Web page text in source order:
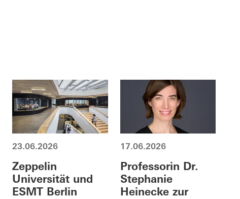
23.06.2026
Zeppelin
Universität und
ESMT Berlin
17.06.2026
Professorin Dr.
Stephanie
Heinecke zur